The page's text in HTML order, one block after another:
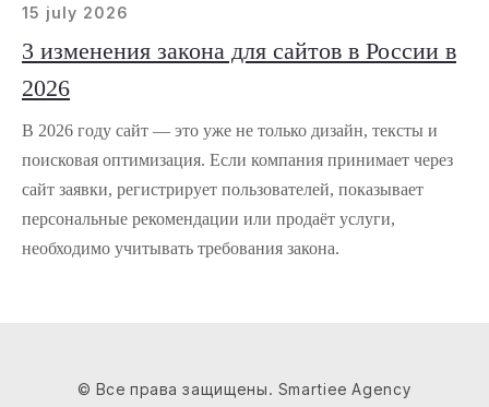
15 july 2026
3 изменения закона для сайтов в России в
2026
В 2026 году сайт — это уже не только дизайн, тексты и
поисковая оптимизация. Если компания принимает через
сайт заявки, регистрирует пользователей, показывает
персональные рекомендации или продаёт услуги,
необходимо учитывать требования закона.
© Все права защищены. Smartiee Agency